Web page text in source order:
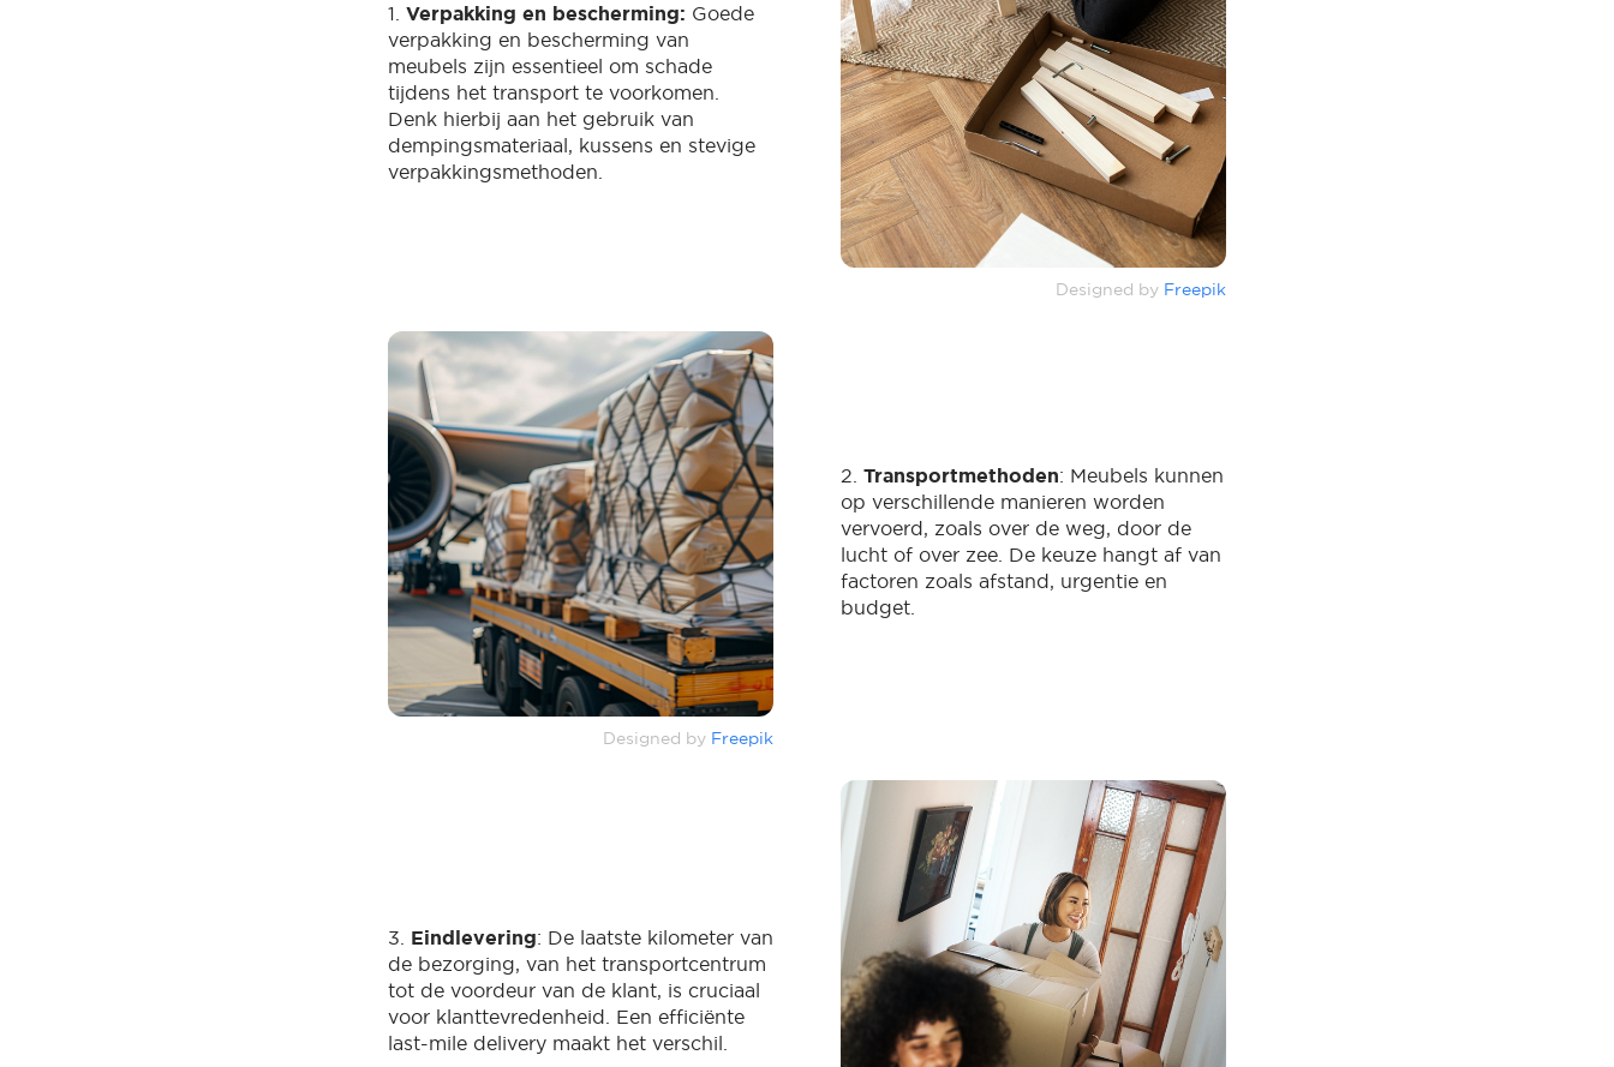
1. Verpakking en bescherming: Goede
verpakking en bescherming van
meubels zijn essentieel om schade
tijdens het transport te voorkomen.
Denk hierbij aan het gebruik van
dempingsmateriaal, kussens en stevige
verpakkingsmethoden.
Designed by Freepik
2. Transportmethoden: Meubels kunnen
op verschillende manieren worden
vervoerd, zoals over de weg, door de
lucht of over zee. De keuze hangt af van
factoren zoals afstand, urgentie en
budget.
Designed by Freepik
3. Eindlevering: De laatste kilometer van
de bezorging, van het transportcentrum
tot de voordeur van de klant, is cruciaal
voor klanttevredenheid. Een efficiënte
last-mile delivery maakt het verschil.